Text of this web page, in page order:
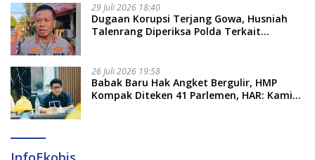
29 Juli 2026 18:40
Dugaan Korupsi Terjang Gowa, Husniah
Talenrang Diperiksa Polda Terkait
26 Juli 2026 19:58
​Babak Baru Hak Angket Bergulir, HMP
Kompak Diteken 41 Parlemen, HAR: Kami